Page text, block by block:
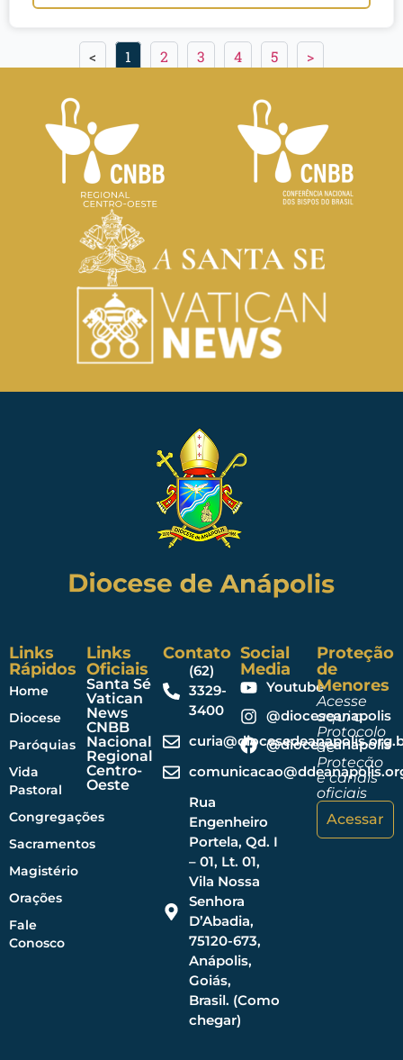
< 1 2 3 4 5 >
Links
Rápidos
Home
Diocese
Paróquias
Vida
Pastoral
Congregações
Sacramentos
Magistério
Orações
Fale
Conosco
Links
Oficiais
Santa Sé
Vatican
News
CNBB
Nacional
Regional
Centro-
Oeste
Contato
(62)
3329-
3400
Rua
Engenheiro
Portela, Qd. I
– 01, Lt. 01,
Vila Nossa
Senhora
D’Abadia,
75120-673,
Anápolis,
Goiás,
Brasil. (Como
chegar)
Social
Media
Youtube
@dioceseanapolis
@dioceseanapolis
Proteção
de
Menores
Acesse
aqui o
Protocolo
de
Proteção
e canais
oficiais
Acessar